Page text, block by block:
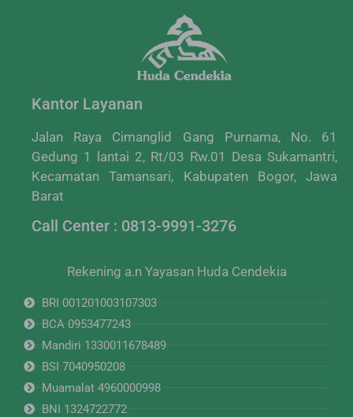
Kantor Layanan
Jalan Raya Cimanglid Gang Purnama, No. 61
Gedung 1 lantai 2, Rt/03 Rw.01 Desa Sukamantri,
Kecamatan Tamansari, Kabupaten Bogor, Jawa
Barat
Call Center : 0813-9991-3276
Rekening a.n Yayasan Huda Cendekia
BRI 001201003107303
BCA 0953477243
Mandiri 1330011678489
BSI 7040950208
Muamalat 4960000998
BNI 1324722772